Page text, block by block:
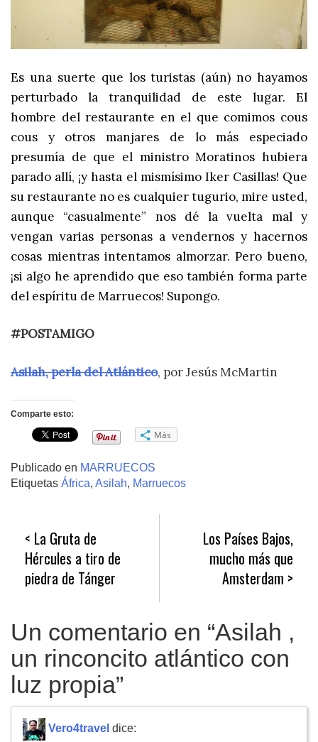
Es una suerte que los turistas (aún) no hayamos
perturbado la tranquilidad de este lugar. El
hombre del restaurante en el que comimos cous
cous y otros manjares de lo más especiado
presumía de que el ministro Moratinos hubiera
parado allí, ¡y hasta el mismísimo Iker Casillas! Que
su restaurante no es cualquier tugurio, mire usted,
aunque “casualmente” nos dé la vuelta maly
vengan varias personas a vendernos y hacernos
cosas mientras intentamos almorzar. Pero bueno,
¡si algo he aprendido que eso también forma parte
del espíritu de Marruecos! Supongo.
#POSTAMIGO
Asilah, perla del Atlántico, por Jesús McMartin
Comparte esto:
Más
Publicado en MARRUECOS
Etiquetas África, Asilah, Marruecos
Navegación
de
entradas
La Gruta de
Hércules a tiro de
piedra de Tánger
Los Países Bajos,
mucho más que
Amsterdam
Un comentario en “Asilah ,
un rinconcito atlántico con
luz propia”
Vero4travel dice: